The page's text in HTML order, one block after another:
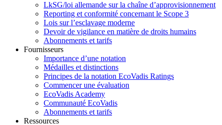
LkSG/loi allemande sur la chaîne d’approvisionnement
Reporting et conformité concernant le Scope 3
Lois sur l’esclavage moderne
Devoir de vigilance en matière de droits humains
Abonnements et tarifs
Fournisseurs
Importance d’une notation
Médailles et distinctions
Principes de la notation EcoVadis Ratings
Commencer une évaluation
EcoVadis Academy
Communauté EcoVadis
Abonnements et tarifs
Ressources